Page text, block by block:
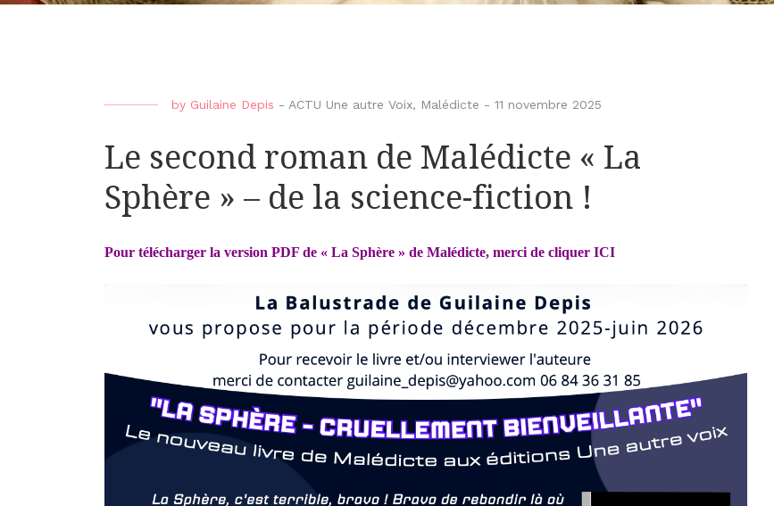
by Guilaine Depis - ACTU Une autre Voix, Malédicte - 11 novembre 2025
Le second roman de Malédicte « La
Sphère » – de la science-fiction !
Pour télécharger la version PDF de « La Sphère » de Malédicte, merci de cliquer ICI